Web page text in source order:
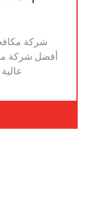
شركة
أفضل شركة